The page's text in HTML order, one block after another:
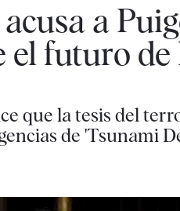
a
el futuro
que la tesis del
de 'Tsunami